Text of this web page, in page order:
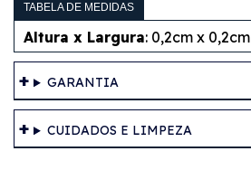
TABELA DE MEDIDAS
Altura x Largura: 0,2cm x 0,2cm
GARANTIA
CUIDADOS E LIMPEZA